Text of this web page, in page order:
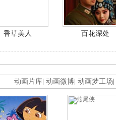
香草美人 百花深处
动画片库 动画微博 动画梦工场